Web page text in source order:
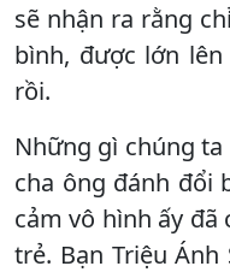
sẽ nhận ra rằng
bình, được lớn
rồi.
Những gì chúng
cha ông đánh đổi
cảm vô hình ấy
trẻ. Bạn Triệu Ánh